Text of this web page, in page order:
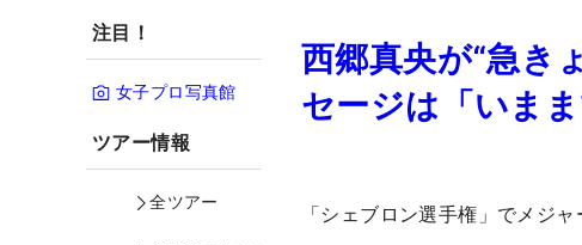
注目！
女子プロ写真館
ツアー情報
全ツアー
西郷真央が“急き
セージは「いま
「シェブロン選手権」でメジ